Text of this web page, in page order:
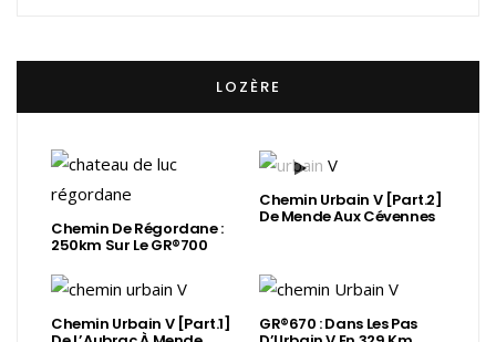
LOZÈRE
Chemin De Régordane :
250km Sur Le GR®700
Chemin Urbain V [Part.2]
De Mende Aux Cévennes
Chemin Urbain V [Part.1] GR®670 : Dans Les Pas